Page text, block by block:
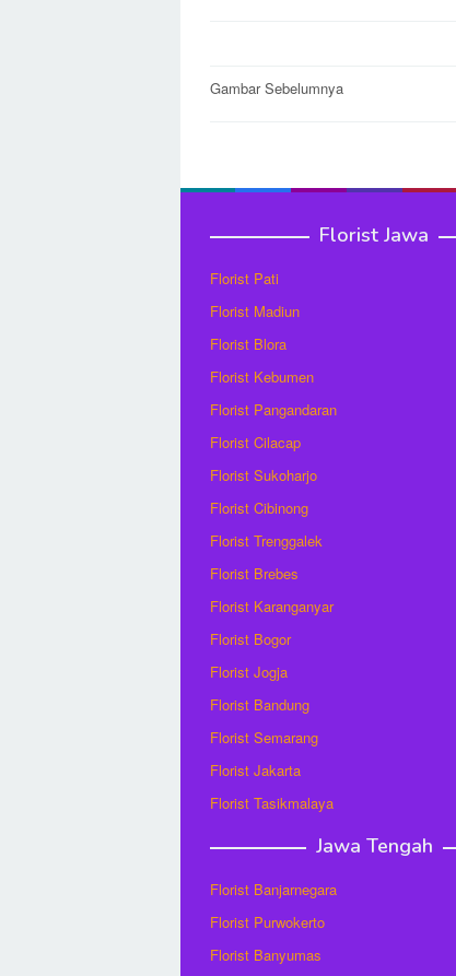
Post
Gambar Sebelumnya
Florist Jawa
Florist Pati
Florist Madiun
Florist Blora
Florist Kebumen
Florist Pangandaran
Florist Cilacap
Florist Sukoharjo
Florist Cibinong
Florist Trenggalek
Florist Brebes
Florist Karanganyar
Florist Bogor
Florist Jogja
Florist Bandung
Florist Semarang
Florist Jakarta
Florist Tasikmalaya
Jawa Tengah
Florist Banjarnegara
Florist Purwokerto
Florist Banyumas